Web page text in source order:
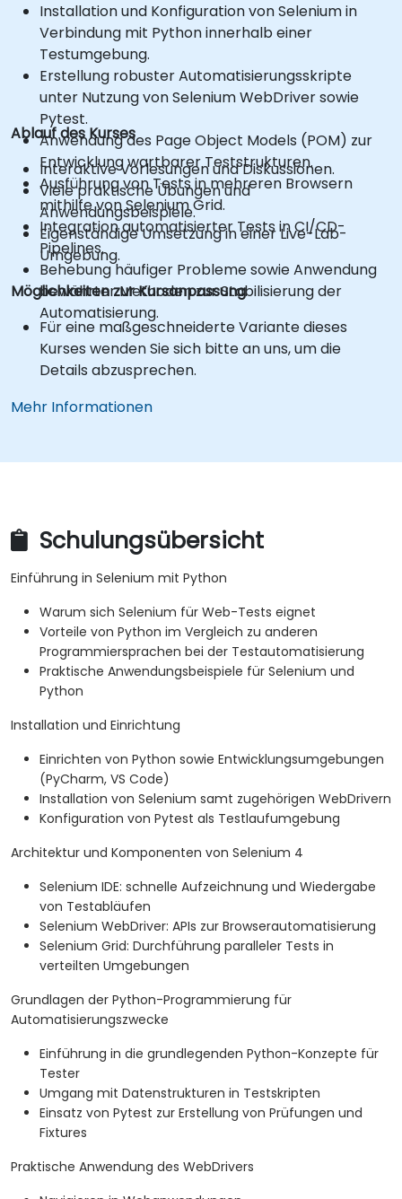
Installation und Konfiguration von Selenium in
Verbindung mit Python innerhalb einer
Testumgebung.
Erstellung robuster Automatisierungsskripte
unter Nutzung von Selenium WebDriver sowie
Pytest.
Anwendung des Page Object Models (POM) zur
Entwicklung wartbarer Teststrukturen.
Ausführung von Tests in mehreren Browsern
mithilfe von Selenium Grid.
Integration automatisierter Tests in CI/CD-
Pipelines.
Behebung häufiger Probleme sowie Anwendung
bewährter Methoden zur Stabilisierung der
Automatisierung.
Ablauf des Kurses
Interaktive Vorlesungen und Diskussionen.
Viele praktische Übungen und
Anwendungsbeispiele.
Eigenständige Umsetzung in einer Live-Lab-
Umgebung.
Möglichkeiten zur Kursanpassung
Für eine maßgeschneiderte Variante dieses
Kurses wenden Sie sich bitte an uns, um die
Details abzusprechen.
Mehr Informationen
Schulungsübersicht
Einführung in Selenium mit Python
Warum sich Selenium für Web-Tests eignet
Vorteile von Python im Vergleich zu anderen
Programmiersprachen bei der Testautomatisierung
Praktische Anwendungsbeispiele für Selenium und
Python
Installation und Einrichtung
Einrichten von Python sowie Entwicklungsumgebungen
(PyCharm, VS Code)
Installation von Selenium samt zugehörigen WebDrivern
Konfiguration von Pytest als Testlaufumgebung
Architektur und Komponenten von Selenium 4
Selenium IDE: schnelle Aufzeichnung und Wiedergabe
von Testabläufen
Selenium WebDriver: APIs zur Browserautomatisierung
Selenium Grid: Durchführung paralleler Tests in
verteilten Umgebungen
Grundlagen der Python-Programmierung für
Automatisierungszwecke
Einführung in die grundlegenden Python-Konzepte für
Tester
Umgang mit Datenstrukturen in Testskripten
Einsatz von Pytest zur Erstellung von Prüfungen und
Fixtures
Praktische Anwendung des WebDrivers